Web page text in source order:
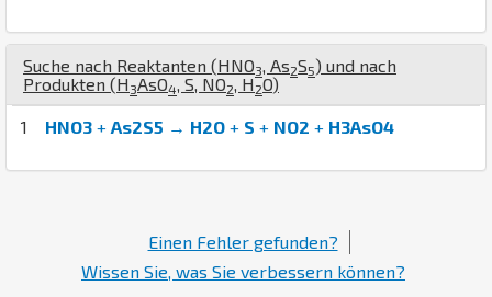
Suche nach Reaktanten (HNO3 As2S5) und nach
Produkten (H 3AsO4 S NO2 H 2O)
1 HNO3 + As2S5 → H2O + S + NO2 + H3AsO4
Einen Fehler gefunden?
Wissen Sie, was Sie verbessern können?